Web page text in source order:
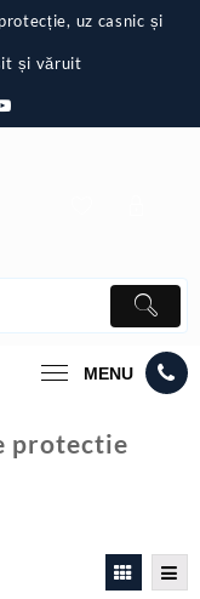
uz casnic și
și văruit
MENU
protectie